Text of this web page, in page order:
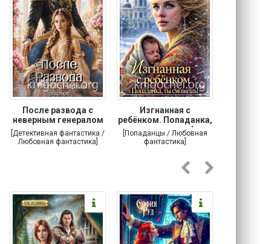
После развода с
неверным генералом
драконов
[Детективная фантастика /
Любовная фантастика]
Изгнанная с
ребёнком. Попаданка,
ты сможешь!
[Попаданцы / Любовная
фантастика]